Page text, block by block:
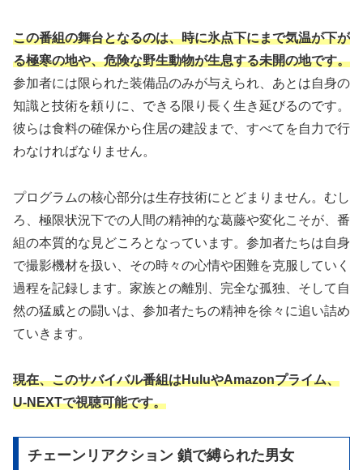
この番組の舞台となるのは、時に氷点下にまで気温が下が
る極寒の地や、危険な野生動物が生息する未開の地です。
参加者には限られた装備品のみが与えられ、あとは自身の
知識と技術を頼りに、できる限り長く生き延びるのです。
彼らは食料の確保から住居の建設まで、すべてを自力で行
わなければなりません。
プログラムの核心部分は生存技術にとどまりません。むし
ろ、極限状況下での人間の精神的な葛藤や変化こそが、番
組の本質的な見どころとなっています。参加者たちは自身
で撮影機材を扱い、その時々の心情や困難を克服していく
過程を記録します。家族との離別、完全な孤独、そして自
然の猛威との闘いは、参加者たちの精神を徐々に追い詰め
ていきます。
現在、このサバイバル番組はHuluやAmazonプライム、
U-NEXTで視聴可能です。
チェーンリアクション 鎖で縛られた男女